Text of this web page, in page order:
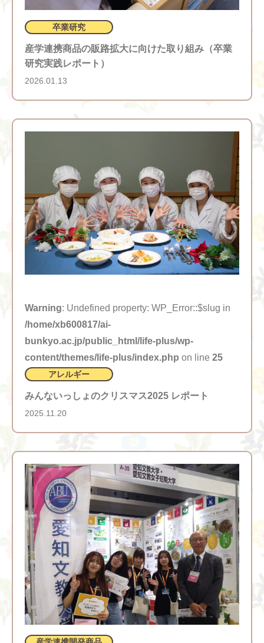
卒業研究
産学連携商品の販路拡大に向けた取り組み（卒業
研究実践レポート）
2026.01.13
Warning: Undefined property: WP_Error::$slug in
/home/xb600817/ai-
bunkyo.ac.jp/public_html/life-plus/wp-
content/themes/life-plus/index.php on line 25
アレルギー
みんないっしょのクリスマス2025 レポート
2025.11.20